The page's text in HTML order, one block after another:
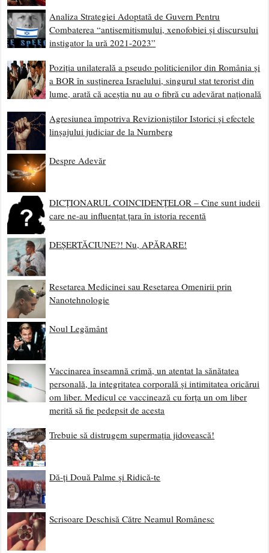
Analiza Strategiei Adoptată de Guvern Pentru
Combaterea “antisemitismului, xenofobiei și discursului
instigator la ură 2021-2023”
Poziția unilaterală a pseudo politicienilor din România și
a BOR în susținerea Israelului, singurul stat terorist din
lume, arată că aceștia nu au o fibră cu adevărat națională
Agresiunea împotriva Revizioniștilor Istorici și efectele
linșajului judiciar de la Nurnberg
Despre Adevăr
DICȚIONARUL COINCIDENȚELOR – Cine sunt iudeii
care ne-au influențat țara în istoria recentă
DEȘERTĂCIUNE?! Nu, APĂRARE!
Resetarea Medicinei sau Resetarea Omenirii prin
Nanotehnologie
Noul Legământ
Vaccinarea înseamnă crimă, un atentat la sănătatea
personală, la integritatea corporală și intimitatea oricărui
om liber. Medicul ce vaccinează cu forța un om liber
merită să fie pedepsit de acesta
Trebuie să distrugem supermația jidovească!
Dă-ți Două Palme și Ridică-te
Scrisoare Deschisă Către Neamul Românesc